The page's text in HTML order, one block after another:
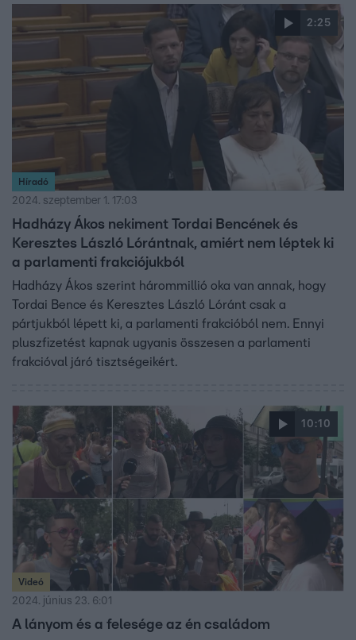
mindent szabályosan csináltak, ezért politikai bosszúnak
tartja a döntést. Hozzátette: jogvédelmet kérnek a
2:25
Híradó
2024. szeptember 1. 17:03
Hadházy Ákos nekiment Tordai Bencének és
Keresztes László Lórántnak, amiért nem léptek ki
a parlamenti frakciójukból
Hadházy Ákos szerint hárommillió oka van annak, hogy
Tordai Bence és Keresztes László Lóránt csak a
pártjukból lépett ki, a parlamenti frakcióból nem. Ennyi
pluszfizetést kapnak ugyanis összesen a parlamenti
frakcióval járó tisztségeikért.
10:10
Videó
2024. június 23. 6:01
A lányom és a felesége az én családom